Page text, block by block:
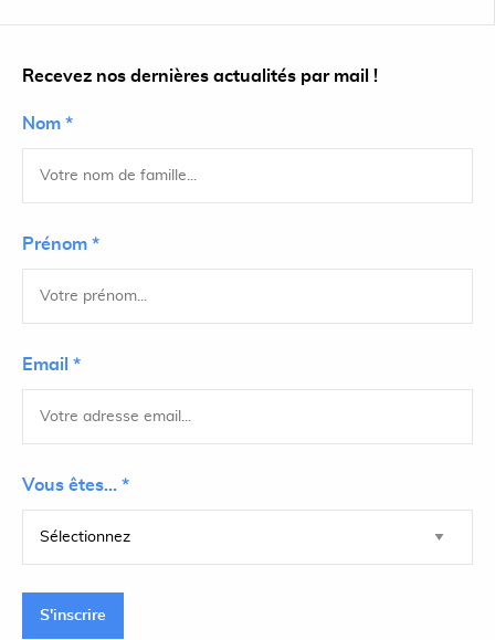
Recevez nos dernières actualités par mail !
Nom *
Prénom *
Email *
Vous êtes... *
S'inscrire